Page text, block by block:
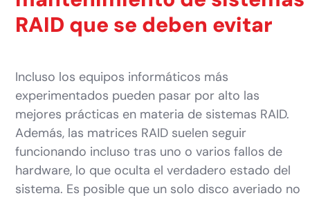
RAID que se deben evitar
Incluso los equipos informáticos más
experimentados pueden pasar por alto las
mejores prácticas en materia de sistemas RAID.
Además, las matrices RAID suelen seguir
funcionando incluso tras uno o varios fallos de
hardware, lo que oculta el verdadero estado del
sistema. Es posible que un solo disco averiado no